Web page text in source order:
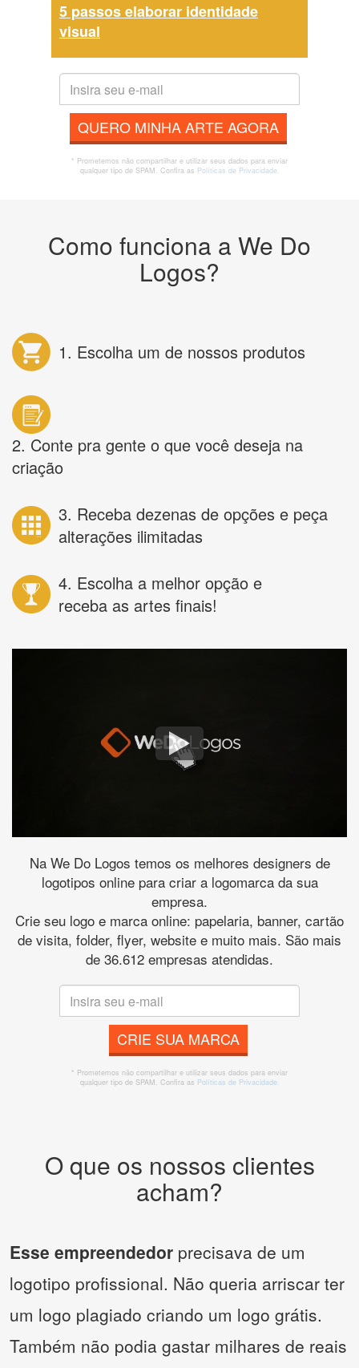
5 passos elaborar identidade
visual
QUERO MINHA ARTE AGORA
* Prometemos não compartilhar e utilizar seus dados para enviar
qualquer tipo de SPAM. Confira as Políticas de Privacidade.
Como funciona a We Do
Logos?
1. Escolha um de nossos produtos
2. Conte pra gente o que você deseja na
criação
3. Receba dezenas de opções e peça
alterações ilimitadas
4. Escolha a melhor opção e
receba as artes finais!
Na We Do Logos temos os melhores designers de
logotipos online para criar a logomarca da sua
empresa.
Crie seu logo e marca online: papelaria, banner, cartão
de visita, folder, flyer, website e muito mais. São mais
de 36.612 empresas atendidas.
CRIE SUA MARCA
* Prometemos não compartilhar e utilizar seus dados para enviar
qualquer tipo de SPAM. Confira as Políticas de Privacidade.
O que os nossos clientes
acham?
Esse empreendedor precisava de um
logotipo profissional. Não queria arriscar ter
um logo plagiado criando um logo grátis.
Também não podia gastar milhares de reais